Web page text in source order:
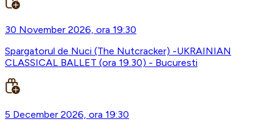
30 November 2026, ora 19:30
Spargatorul de Nuci (The Nutcracker) -UKRAINIAN
CLASSICAL BALLET (ora 19.30) - Bucuresti
5 December 2026, ora 19:30